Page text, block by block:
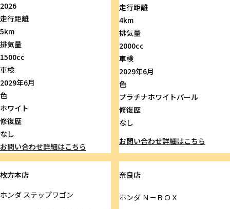
2026
走行距離
5km
排気量
1500cc
車検
2029年6月
色
ホワイト
修復歴
なし
お問い合わせ詳細はこちら
走行距離
4km
排気量
2000cc
車検
2029年6月
色
プラチナホワイトパール
修復歴
なし
お問い合わせ詳細はこちら
枚方本店
ホンダ ステップワゴン
奈良店
ホンダＮ－ＢＯＸ